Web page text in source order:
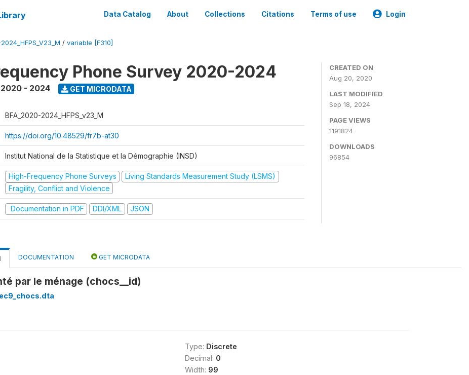
Data Catalog About Collections Citations Terms of use Login
/ variable [F310]
Phone Survey 2020-2024
2020 - 2024 GET MICRODATA
BFA_2020-2024_HFPS_v23_M
https://doi.org/10.48529/fr7b-at30
Institut National de la Statistique et la Démographie (INSD)
High-Frequency Phone Surveys
Living Standards Measurement Study (LSMS)
Fragility, Conflict and Violence
Documentation in PDF DDI/XML JSON
CREATED ON
Aug 20, 2020
LAST MODIFIED
Sep 18, 2024
PAGE VIEWS
1191824
DOWNLOADS
96854
DOCUMENTATION GET MICRODATA
par le ménage (chocs__id)
Type: Discrete
Decimal: 0
Width: 99